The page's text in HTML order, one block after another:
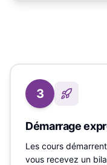
3
Démarrage
Les cours
vous recevez un